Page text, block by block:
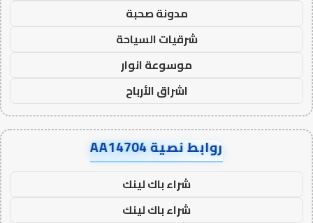
مدونة صحبة
شرقيات السياحة
موسوعة انوار
اشراق الأرباح
روابط نصية AA14704
شراء باك لينك
شراء باك لينك